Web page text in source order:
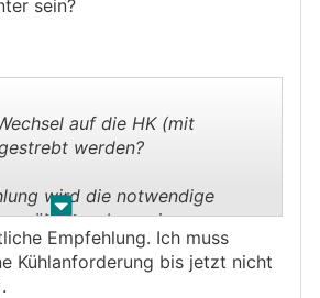
sein?
. .
auf die HK (mit
werden?
wird die notwendige
übertragbar sein.
ist nicht das ideale, aber
als nichts.
Empfehlung. Ich muss
Kühlanforderung bis jetzt nicht